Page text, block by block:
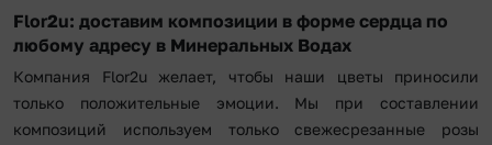
Flor2u: доставим композиции в форме сердца по
любому адресу в Минеральных Водах
Компания Flor2u желает, чтобы наши цветы приносили
только положительные эмоции. Мы при составлении
композиций используем только свежесрезанные розы